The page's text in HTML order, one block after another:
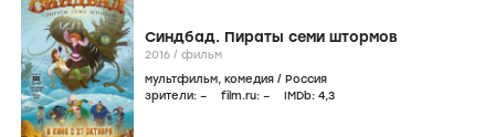
Синдбад. Пираты семи штормов
2016 / фильм
мультфильм, комедия / Россия
зрители: – film.ru: – IMDb: 4,3